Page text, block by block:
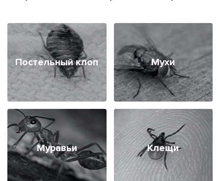
Постельный клоп Мухи
Муравьи Клещи